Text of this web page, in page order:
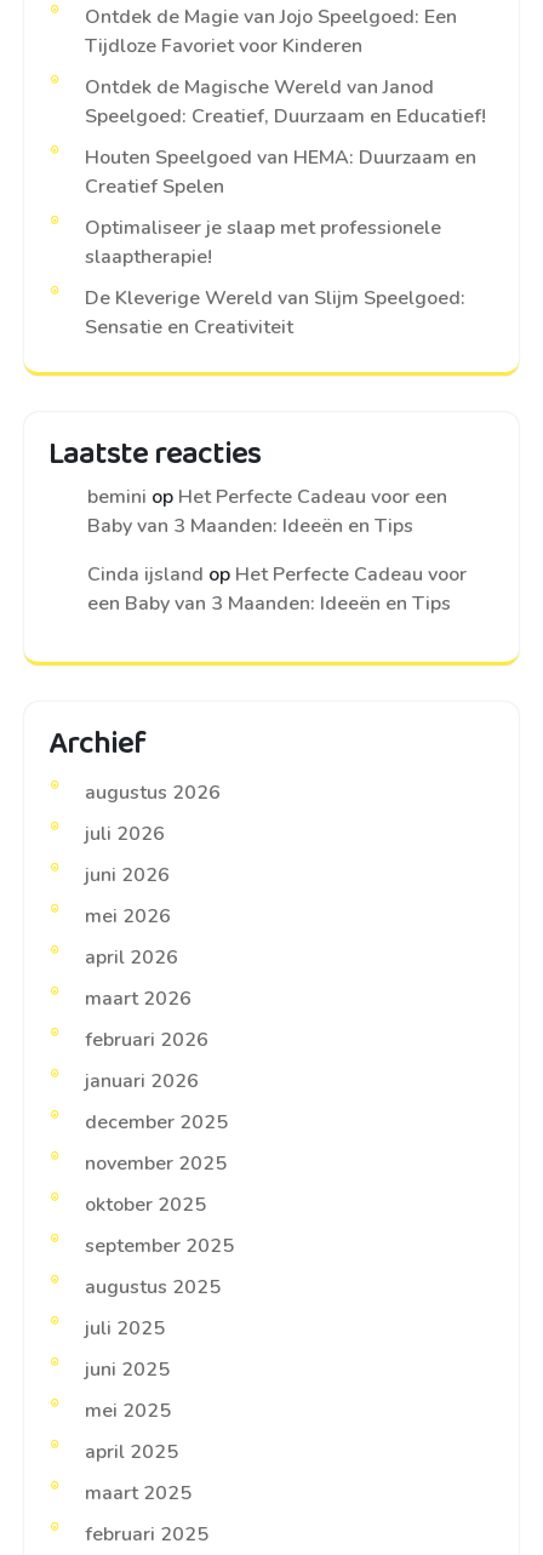
Ontdek de Magie van Jojo Speelgoed: Een
Tijdloze Favoriet voor Kinderen
Ontdek de Magische Wereld van Janod
Speelgoed: Creatief, Duurzaam en Educatief!
Houten Speelgoed van HEMA: Duurzaam en
Creatief Spelen
Optimaliseer je slaap met professionele
slaaptherapie!
De Kleverige Wereld van Slijm Speelgoed:
Sensatie en Creativiteit
Laatste reacties
bemini op Het Perfecte Cadeau voor een
Baby van 3 Maanden: Ideeën en Tips
Cinda ijsland op Het Perfecte Cadeau voor
een Baby van 3 Maanden: Ideeën en Tips
Archief
augustus 2026
juli 2026
juni 2026
mei 2026
april 2026
maart 2026
februari 2026
januari 2026
december 2025
november 2025
oktober 2025
september 2025
augustus 2025
juli 2025
juni 2025
mei 2025
april 2025
maart 2025
februari 2025